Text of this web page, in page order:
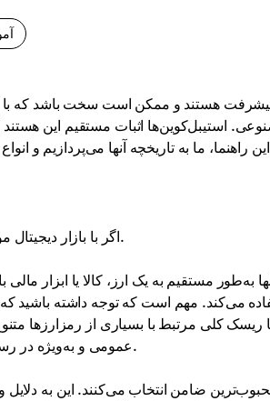
هستند و ممکن است سخت باشد که با
استیبل‌کوین‌ها اثبات مستقیم این
اگر با بازار دیجیتال مواجه شده‌اید، احتمالاً با این اصطلاح آشنا هستید.
به‌طور مستقیم به یک ارز، کالا یا ابزار
می‌کند. مهم است که توجه داشته باشید که
کلی مرتبط با بسیاری از رمزارزها
عمومی و به‌ویژه در رسیدگی به نوسانات شدید در ارزش کلی آنهاست.
ضامن انتخاب می‌کنند. این به